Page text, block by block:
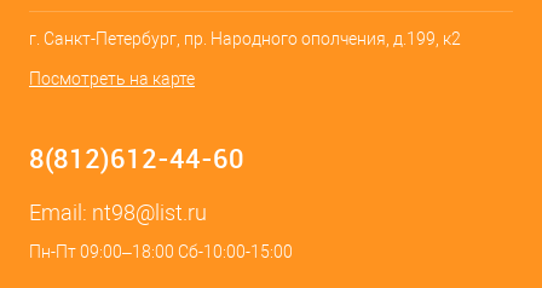
г. Санкт-Петербург, пр. Народного ополчения, д.199, к2
Посмотреть на карте
8(812)612-44-60
Email: nt98@list.ru
Пн-Пт 09:00–18:00 Сб-10:00-15:00